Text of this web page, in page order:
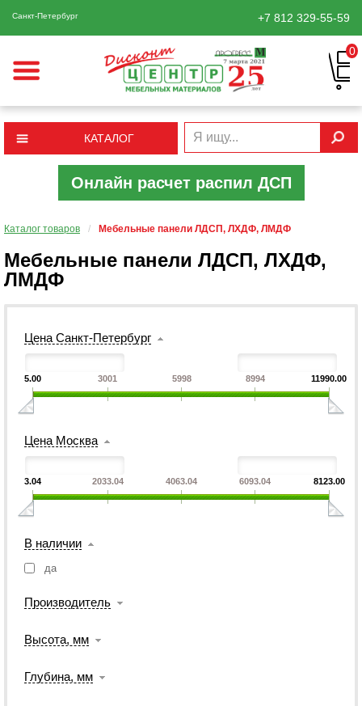
Санкт-Петербург +7 812 329-55-59
0
КАТАЛОГ
Онлайн расчет распил ДСП
Каталог товаров / Мебельные панели ЛДСП, ЛХДФ, ЛМДФ
Мебельные панели ЛДСП, ЛХДФ,
ЛМДФ
Цена Санкт-Петербург
5.00 3001 5998 8994 11990.00
Цена Москва
3.04 2033.04 4063.04 6093.04 8123.00
В наличии
да
Производитель
Высота, мм
Глубина, мм